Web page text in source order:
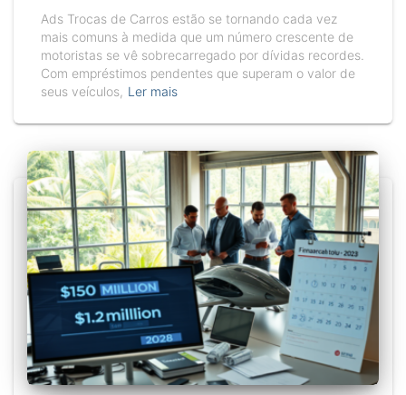
Ads Trocas de Carros estão se tornando cada vez
mais comuns à medida que um número crescente de
motoristas se vê sobrecarregado por dívidas recordes.
Com empréstimos pendentes que superam o valor de
seus veículos, Ler mais